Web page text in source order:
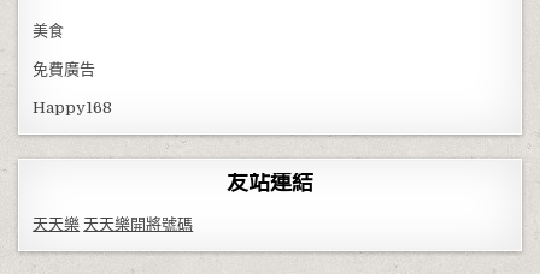
美食
免費廣告
Happy168
友站連結
天天樂 天天樂開將號碼